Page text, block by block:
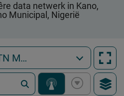
data netwerk in Kano,
Municipal, Nigerië
MTN Mobile